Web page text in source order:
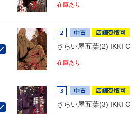
在庫あり
2 中古 店舗受取可
さらい屋五葉(2) IKKI C
在庫あり
3 中古 店舗受取可
さらい屋五葉(3) IKKI C